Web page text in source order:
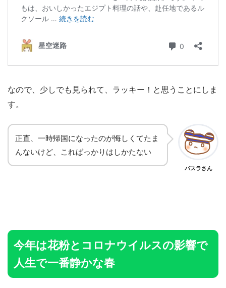
なので、少しでも見られて、ラッキー！と思うことにしま
す。
正直、一時帰国になったのが悔しくてたま
んないけど、こればっかりはしかたない
パスラさん
今年は花粉とコロナウイルスの影響で
人生で一番静かな春